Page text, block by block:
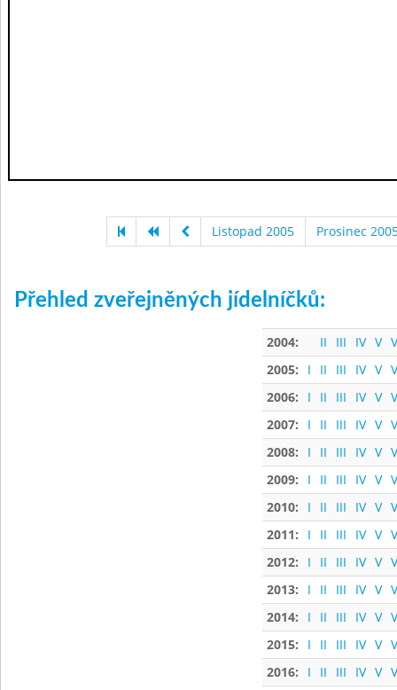
Listopad 2005 Prosinec
Přehled zveřejněných jídelníčků:
2004: II III IV V
2005:
I II III IV V
2006:
I II III IV V
2007:
I II III IV V
2008:
I II III IV V
2009:
I II III IV V
2010:
I II III IV V
2011:
I II III IV V
2012:
I II III IV V
2013:
I II III IV V
2014:
I II III IV V
2015:
I II III IV V
2016:
I II III IV V